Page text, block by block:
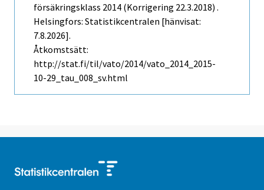
försäkringsklass 2014 (Korrigering 22.3.2018) .
Helsingfors: Statistikcentralen [hänvisat:
7.8.2026].
Åtkomstsätt:
http://stat.fi/til/vato/2014/vato_2014_2015-
10-29_tau_008_sv.html